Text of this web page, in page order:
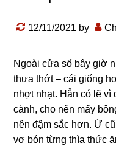
12/11/2021 by
Ngoài cửa sổ bây giờ
thưa thớt – cái giống
nhợt nhạt. Hẳn có lẽ vì
cành, cho nên mấy
nên đậm sắc hơn. Ừ
vợ bón từng thìa thức